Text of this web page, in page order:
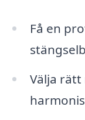
Få en
Välja